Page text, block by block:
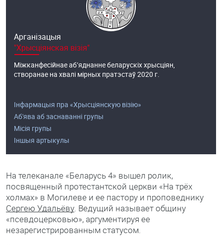
Арганізацыя
"Хрысціянская візія"
Міжканфесійнае аб’яднанне беларускіх хрысціян,
створанае на хвалі мірных пратэстаў 2020 г.
Інфармацыя пра «Хрысціянскую візію»
Аб'ява аб заснаванні групы
Місія групы
Іншыя артыкулы
На телеканале «Беларусь 4» вышел ролик,
посвященный протестантской церкви «На трёх
холмах» в Могилеве и ее пастору и проповеднику
Сергею Удальёву. Ведущий называет общину
«псевдоцерковью», аргументируя ее
незарегистрированным статусом.